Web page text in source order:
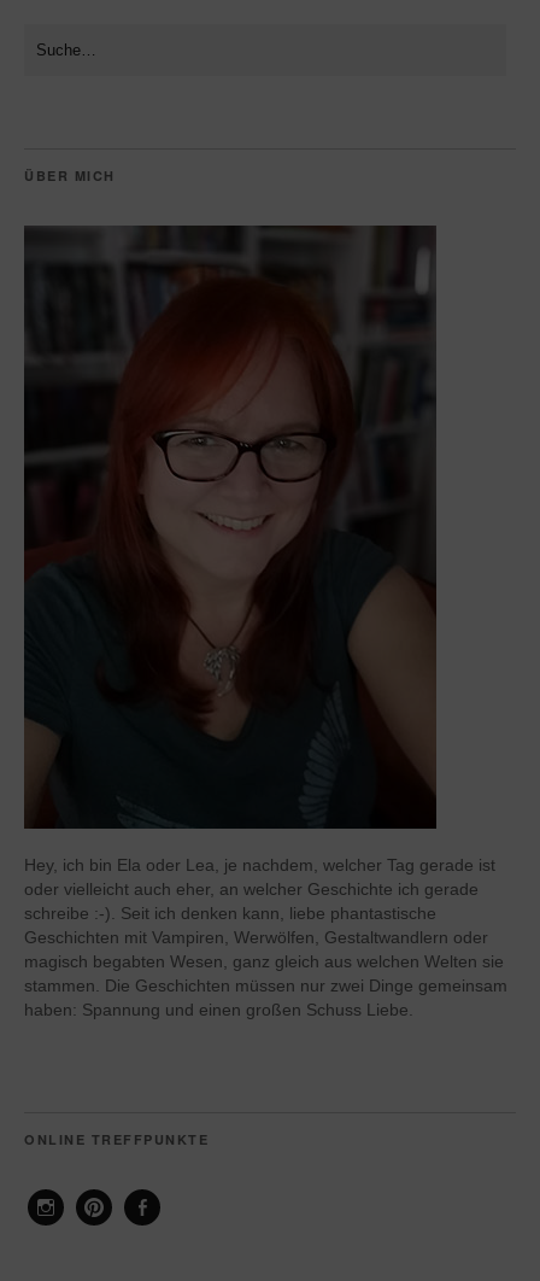
ÜBER MICH
Hey, ich bin Ela oder Lea, je nachdem, welcher Tag gerade ist
oder vielleicht auch eher, an welcher Geschichte ich gerade
schreibe :-). Seit ich denken kann, liebe phantastische
Geschichten mit Vampiren, Werwölfen, Gestaltwandlern oder
magisch begabten Wesen, ganz gleich aus welchen Welten sie
stammen. Die Geschichten müssen nur zwei Dinge gemeinsam
haben: Spannung und einen großen Schuss Liebe.
ONLINE TREFFPUNKTE